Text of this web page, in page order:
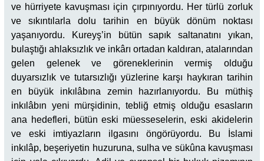
ve hürriyete kavuşması için çırpınıyordu. Her türlü zorluk
ve sıkıntılarla dolu tarihin en büyük dönüm noktası
yaşanıyordu. Kureyş’in bütün sapık saltanatını yıkan,
bulaştığı ahlaksızlık ve inkârı ortadan kaldıran, atalarından
gelen gelenek ve göreneklerinin vermiş olduğu
duyarsızlık ve tutarsızlığı yüzlerine karşı haykıran tarihin
en büyük inkılâbına zemin hazırlanıyordu. Bu müthiş
inkılâbın yeni mürşidinin, tebliğ etmiş olduğu esasların
ana hedefleri, bütün eski müesseselerin, eski akidelerin
ve eski imtiyazların ilgasını öngörüyordu. Bu İslami
inkılâp, beşeriyetin huzuruna, sulha ve sükûna kavuşması